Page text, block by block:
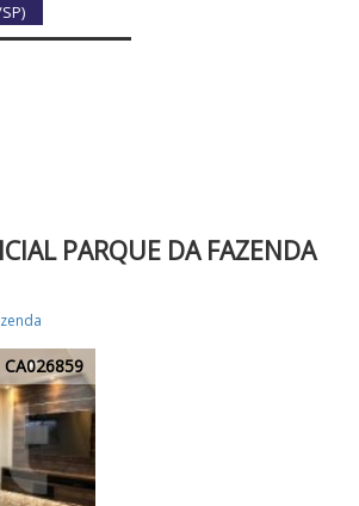
PARQUE DA FAZENDA
CA026859